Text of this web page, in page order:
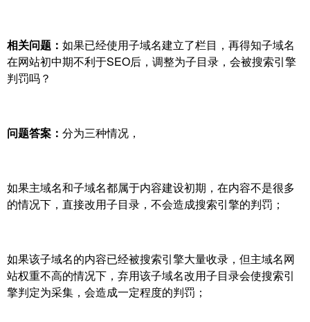
相关问题： 如果已经使用子域名建立了栏目，再得知子域名
在网站初中期不利于SEO后，调整为子目录，会被搜索引擎
判罚吗？
问题答案： 分为三种情况，
如果主域名和子域名都属于内容建设初期，在内容不是很多
的情况下，直接改用子目录，不会造成搜索引擎的判罚；
如果该子域名的内容已经被搜索引擎大量收录，但主域名网
站权重不高的情况下，弃用该子域名改用子目录会使搜索引
擎判定为采集，会造成一定程度的判罚；